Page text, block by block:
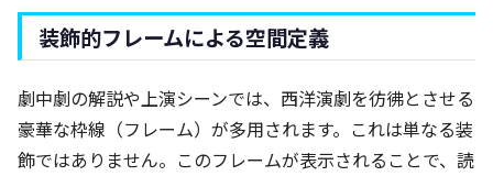
装飾的フレームによる空間定義
劇中劇の解説や上演シーンでは、西洋演劇を彷彿とさせる
豪華な枠線（フレーム）が多用されます。これは単なる装
飾ではありません。このフレームが表示されることで、読